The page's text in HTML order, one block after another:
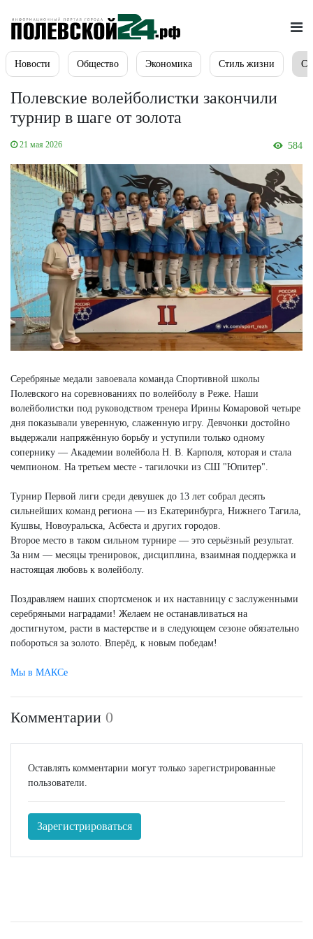
Новости Общество Экономика Стиль жизни
Полевские волейболистки закончили
турнир в шаге от золота
21 мая 2026 584
Серебряные медали завоевала команда Спортивной школы
Полевского на соревнованиях по волейболу в Реже. Наши
волейболистки под руководством тренера Ирины Комаровой четыре
дня показывали уверенную, слаженную игру. Девчонки достойно
выдержали напряжённую борьбу и уступили только одному
сопернику — Академии волейбола Н. В. Карполя, которая и стала
чемпионом. На третьем месте - тагилочки из СШ "Юпитер".
Турнир Первой лиги среди девушек до 13 лет собрал десять
сильнейших команд региона — из Екатеринбурга, Нижнего Тагила,
Кушвы, Новоуральска, Асбеста и других городов.
Второе место в таком сильном турнире — это серьёзный результат.
За ним — месяцы тренировок, дисциплина, взаимная поддержка и
настоящая любовь к волейболу.
Поздравляем наших спортсменок и их наставницу с заслуженными
серебряными наградами! Желаем не останавливаться на
достигнутом, расти в мастерстве и в следующем сезоне обязательно
побороться за золото. Вперёд, к новым победам!
Мы в МАКСе
Комментарии 0
Оставлять комментарии могут только зарегистрированные
пользователи.
Зарегистрироваться